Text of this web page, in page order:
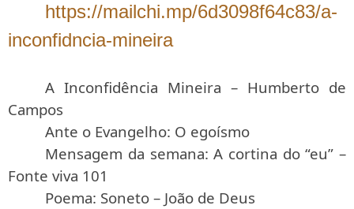
https://mailchi.mp/6d3098f64c83/a-
inconfidncia-mineira
A Inconfidência Mineira – Humberto de
Campos
Ante o Evangelho: O egoísmo
Mensagem da semana: A cortina do “eu” –
Fonte viva 101
Poema: Soneto – João de Deus